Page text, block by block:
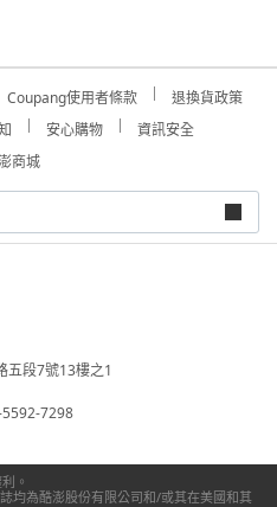
Coupang使用者條款
退換貨政策
安心購物
資訊安全
商城
五段7號13樓之1
7298
。
均為酷澎股份有限公司和/或其在美國和其